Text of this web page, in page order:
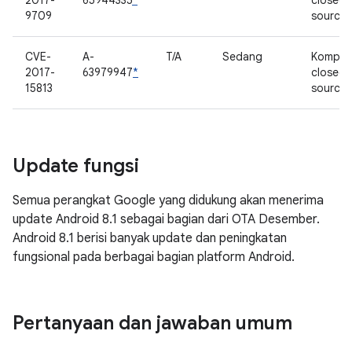
9709
source
CVE-
2017-
15813
A-
63979947*
T/A Sedang
closed
source
Update fungsi
Semua perangkat Google yang didukung akan menerima
update Android 8.1 sebagai bagian dari OTA Desember.
Android 8.1 berisi banyak update dan peningkatan
fungsional pada berbagai bagian platform Android.
Pertanyaan dan jawaban umum